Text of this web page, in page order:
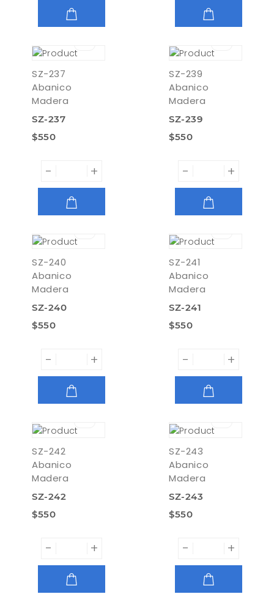
SZ-237
Abanico
Madera
SZ-237
$550
- +
SZ-239
Abanico
Madera
SZ-239
$550
- +
SZ-240
Abanico
Madera
SZ-240
$550
- +
SZ-241
Abanico
Madera
SZ-241
$550
- +
SZ-242
Abanico
Madera
SZ-242
$550
- +
SZ-243
Abanico
Madera
SZ-243
$550
- +